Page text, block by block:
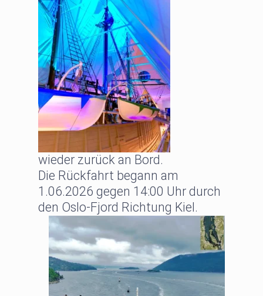
wieder zurück an Bord.
Die Rückfahrt begann am
1.06.2026 gegen 14:00 Uhr durch
den Oslo-Fjord Richtung Kiel.